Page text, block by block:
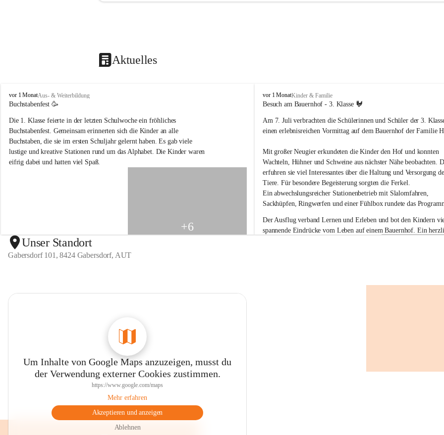
Aktuelles
V
o
k
s
s
c
h
u
s
d
o
vor 1 MonatAus- & Weiterbildung
Buchstabenfest 🥳
Die 1. Klasse feierte in der letzten Schulwoche ein fröhliches
Buchstabenfest. Gemeinsam erinnerten sich die Kinder an alle
Buchstaben, die sie im ersten Schuljahr gelernt haben. Es gab viele
lustige und kreative Stationen rund um das Alphabet. Die Kinder waren
eifrig dabei und hatten viel Spaß.
+6
V
o
k
s
c
h
u
l
e
G
a
e
r
s
vor 1 MonatKinder & Familie
Besuch am Bauernhof - 3. Klasse 🐓
Am 7. Juli verbrachten die Schülerinnen und Schüler der 3.
einen erlebnisreichen Vormittag auf dem Bauernhof der Familie
Mit großer Neugier erkundeten die Kinder den Hof und konnten
Wachteln, Hühner und Schweine aus nächster Nähe beobachten.
erfuhren sie viel Interessantes über die Haltung und Versorgung
Tiere. Für besondere Begeisterung sorgten die Ferkel.
Ein abwechslungsreicher Stationenbetrieb mit Slalomfahren,
Sackhüpfen, Ringwerfen und einer Fühlbox rundete das
Der Ausflug verband Lernen und Erleben und bot den Kindern
spannende Eindrücke vom Leben auf einem Bauernhof. Ein
Unser Standort
Gabersdorf 101, 8424 Gabersdorf, AUT
Um Inhalte von Google Maps anzuzeigen, musst du
der Verwendung externer Cookies zustimmen.
https://www.google.com/maps
Mehr erfahren
Akzeptieren und anzeigen
Ablehnen